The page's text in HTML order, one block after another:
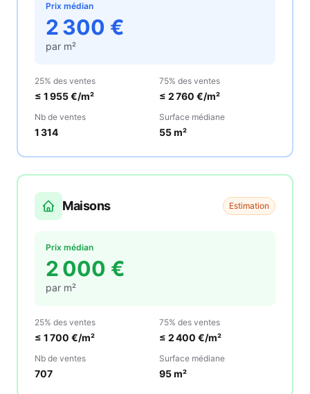
Prix médian
2 300 €
par m²
25% des ventes
≤ 1 955€/m²
75% des ventes
≤ 2 760 €/m²
Nb de ventes
1 314
Surface médiane
55m²
Maisons Estimation
Prix médian
2 000 €
par m²
25% des ventes
≤ 1 700 €/m²
75% des ventes
≤ 2 400 €/m²
Nb de ventes
707
Surface médiane
95m²